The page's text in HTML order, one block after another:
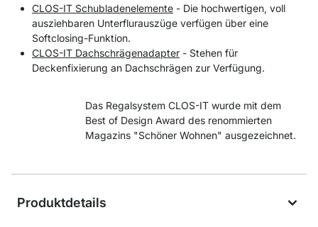
CLOS-IT Schubladenelemente - Die hochwertigen, voll
ausziehbaren Unterflurauszüge verfügen über eine
Softclosing-Funktion.
CLOS-IT Dachschrägenadapter - Stehen für
Deckenfixierung an Dachschrägen zur Verfügung.
Das Regalsystem CLOS-IT wurde mit dem
Best of Design Award des renommierten
Magazins "Schöner Wohnen" ausgezeichnet.
Produktdetails